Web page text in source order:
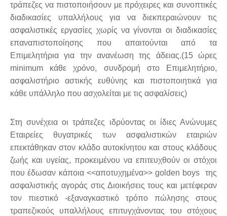
τράπεζες να πιστοποιήσουν με πρόχειρες και συνοπτικές
διαδικασίες υπαλλήλους για να διεκπεραιώνουν τις
ασφαλιστικές εργασίες χωρίς να γίνονται οι διαδικασίες
επαναπιστοποίησης που απαιτούνται από τα
Επιμελητήρια για την ανανέωση της άδειας.(15 ώρες
minimum κάθε χρόνο, συνδρομή στο Επιμελητήριο,
ασφαλιστήριο αστικής ευθύνης και πιστοποιητικά για
κάθε υπάλληλο που ασχολείται με τις ασφαλίσεις)
Στη συνέχεια οι τράπεζες ιδρύοντας οι ίδιες Ανώνυμες
Εταιρείες θυγατρικές των ασφαλιστικών εταιριών
επεκτάθηκαν στον κλάδο αυτοκίνητου και στους κλάδους
ζωής και υγείας, προκειμένου να επιτευχθούν οι στόχοι
που έδωσαν κάποια <<αποτυχημένα>> golden boys της
ασφαλιστικής αγοράς στις Διοικήσεις τους και μετέφεραν
τον πιεστικό -εξαναγκαστικό τρόπο πώλησης στους
τραπεζικούς υπαλλήλους επιτυγχάνοντας του στόχους